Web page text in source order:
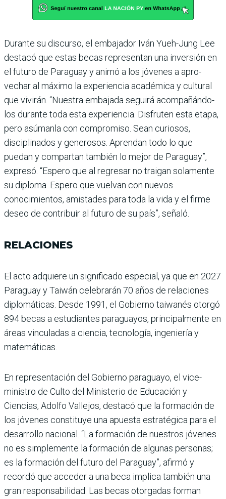
Durante su discurso, el embajador Iván Yueh-Jung Lee
destacó que estas becas representan una inversión en
el futuro de Paraguay y animó a los jóvenes a apro­
vechar al máximo la expe­riencia académica y cultural
que vivirán. “Nuestra emba­jada seguirá acompañándo­
los durante toda esta expe­riencia. Disfruten esta etapa,
pero asúmanla con compro­miso. Sean curiosos,
discipli­nados y generosos. Aprendan todo lo que
puedan y compar­tan también lo mejor de Para­guay”,
expresó. “Espero que al regresar no traigan sola­mente
su diploma. Espero que vuelvan con nuevos
conocimientos, amistades para toda la vida y el firme
deseo de contribuir al futuro de su país”, señaló.
RELACIONES
El acto adquiere un signifi­cado especial, ya que en 2027
Paraguay y Taiwán celebra­rán 70 años de relaciones
diplomáticas. Desde 1991, el Gobierno taiwanés otorgó
894 becas a estudiantes paraguayos, principalmente en
áreas vinculadas a cien­cia, tecnología, ingeniería y
matemáticas.
En representación del Gobierno paraguayo, el vice­
ministro de Culto del Minis­terio de Educación y
Ciencias, Adolfo Vallejos, destacó que la formación de
los jóve­nes constituye una apuesta estratégica para el
desarrollo nacional. “La formación de nuestros jóvenes
no es sim­plemente la formación de algunas personas;
es la for­mación del futuro del Para­guay”, afirmó y
recordó que acceder a una beca implica también una
gran responsa­bilidad. Las becas otorgadas forman